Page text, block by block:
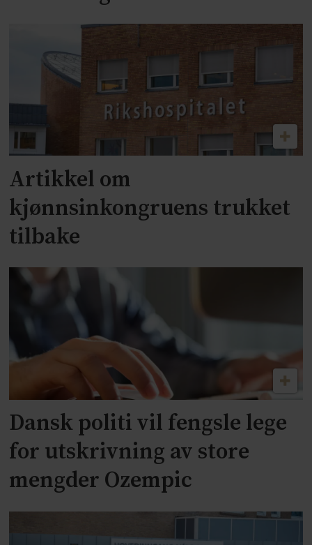
Artikkel om
kjønnsinkongruens trukket
tilbake
Dansk politi vil fengsle lege
for utskrivning av store
mengder Ozempic